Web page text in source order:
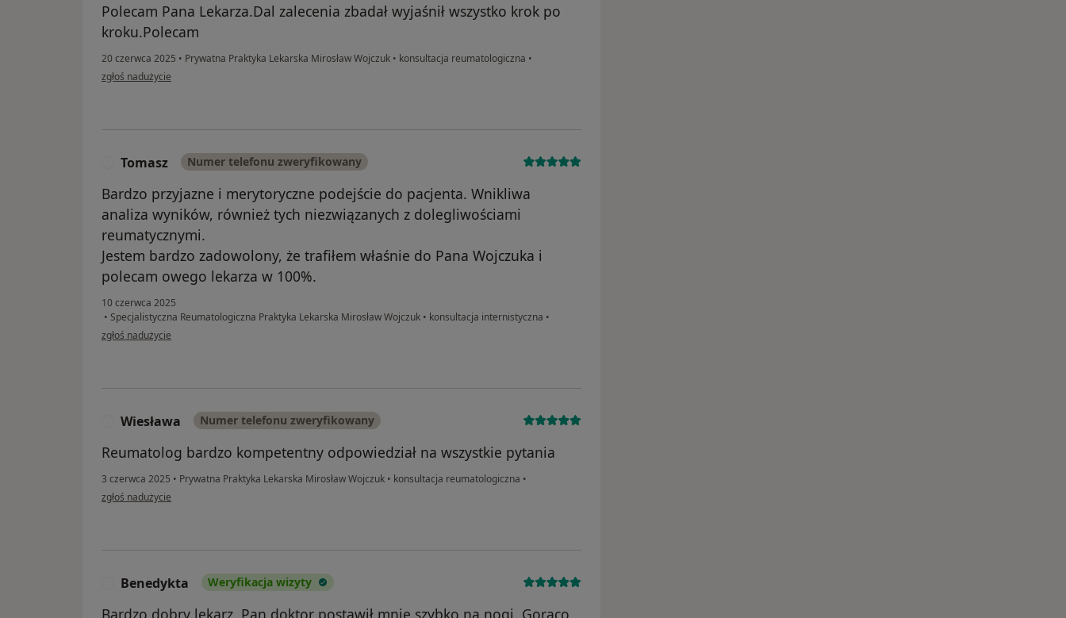
Polecam Pana Lekarza.Dal zalecenia zbadał wyjaśnił wszystko krok po
kroku.Polecam
20 czerwca 2025 • Prywatna Praktyka Lekarska Mirosław Wojczuk • konsultacja reumatologiczna •
w opinii użytkownika Sandra
zgłoś nadużycie
Tomasz Numer telefonu zweryfikowany
Bardzo przyjazne i merytoryczne podejście do pacjenta. Wnikliwa
analiza wyników, również tych niezwiązanych z dolegliwościami
reumatycznymi.
Jestem bardzo zadowolony, że trafiłem właśnie do Pana Wojczuka i
polecam owego lekarza w 100%.
10 czerwca 2025
• Specjalistyczna Reumatologiczna Praktyka Lekarska Mirosław Wojczuk • konsultacja internistyczna •
w opinii użytkownika Tomasz
zgłoś nadużycie
Wiesława Numer telefonu zweryfikowany
Reumatolog bardzo kompetentny odpowiedział na wszystkie pytania
3 czerwca 2025 • Prywatna Praktyka Lekarska Mirosław Wojczuk • konsultacja reumatologiczna •
w opinii użytkownika Wiesława
zgłoś nadużycie
Benedykta Weryfikacja wizyty